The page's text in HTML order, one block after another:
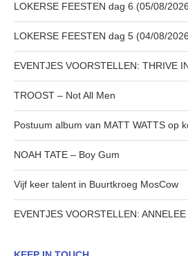
LOKERSE FEESTEN dag 6 (05/08/
LOKERSE FEESTEN dag 5 (04/08/
EVENTJES VOORSTELLEN: THRIVE
TROOST – Not All Men
Postuum album van MATT WATTS op
NOAH TATE – Boy Gum
Vijf keer talent in Buurtkroeg MosCow
EVENTJES VOORSTELLEN: ANNELEE